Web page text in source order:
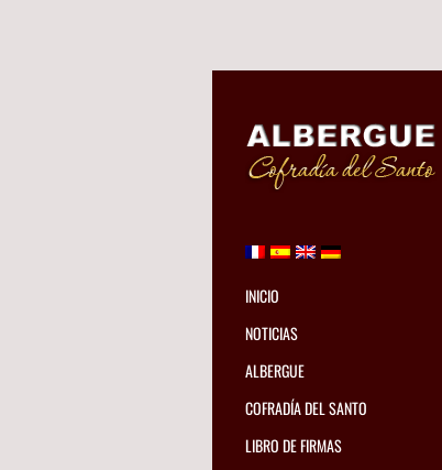
INICIO
NOTICIAS
ALBERGUE
COFRADÍA DEL SANTO
LIBRO DE FIRMAS